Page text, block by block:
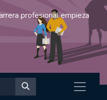
profesional empieza